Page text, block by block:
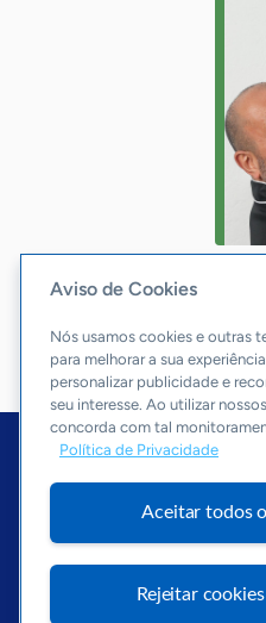
Aviso de Cookies
Nós usamos cookies e outras
para melhorar a sua
personalizar publicidade e
seu interesse. Ao utilizar
concorda com tal
Política de Privacidade
Aceitar todos
Rejeitar